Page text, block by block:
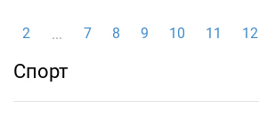
2 ... 7 8 9 10 11 12
Спорт